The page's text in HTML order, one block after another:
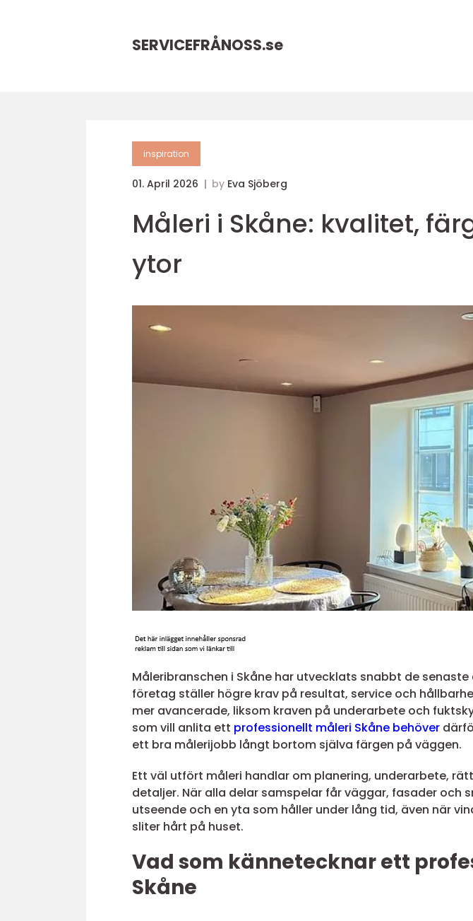
SERVICEFRÅNOSS.se
inspiration
01. April 2026 by Eva Sjöberg
Måleri i Skåne: kvalitet,
ytor
Måleribranschen i Skåne har utvecklats snabbt de
företag ställer högre krav på resultat, service och
mer avancerade, liksom kraven på underarbete och
som vill anlita ett professionellt måleri Skåne behöver
ett bra målerijobb långt bortom själva färgen på väggen.
Ett väl utfört måleri handlar om planering, underarbete,
detaljer. När alla delar samspelar får väggar, fasader och
utseende och en yta som håller under lång tid, även när
sliter hårt på huset.
Vad som kännetecknar ett
Skåne